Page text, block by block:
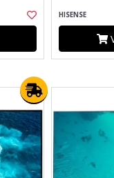
HISENSE